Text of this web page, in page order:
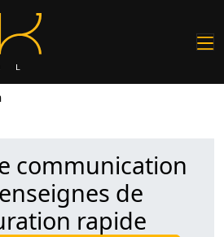
communication
de
rapide